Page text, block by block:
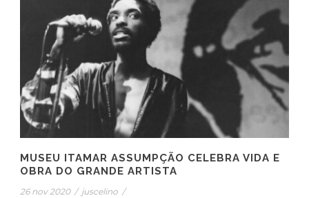
MUSEU ITAMAR ASSUMPÇÃO CELEBRA VIDA E
OBRA DO GRANDE ARTISTA
26 nov 2020 / juscelino /